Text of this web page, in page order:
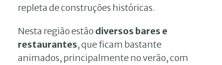
repleta de construções históricas.
Nesta região estão diversos bares e
restaurantes, que ficam bastante
animados, principalmente no verão, com